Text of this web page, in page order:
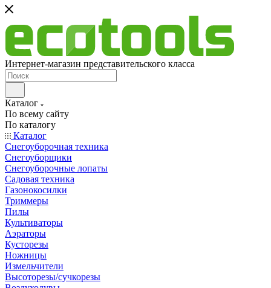
Интернет-магазин представительского класса
Каталог
По всему сайту
По каталогу
Каталог
Снегоуборочная техника
Снегоуборщики
Снегоуборочные лопаты
Садовая техника
Газонокосилки
Триммеры
Пилы
Культиваторы
Аэраторы
Кусторезы
Ножницы
Измельчители
Высоторезы/сучкорезы